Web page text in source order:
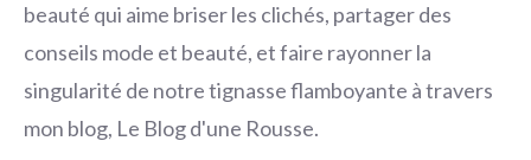
beauté qui aime briser les clichés, partager des
conseils mode et beauté, et faire rayonner la
singularité de notre tignasse flamboyante à travers
mon blog, Le Blog d'une Rousse.